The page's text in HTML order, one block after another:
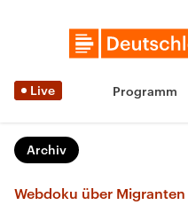
Live Programm
Archiv
Webdoku über Migranten